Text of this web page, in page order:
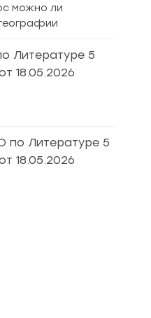
можно ли
Литературе 5
18.05.2026
по Литературе 5
18.05.2026